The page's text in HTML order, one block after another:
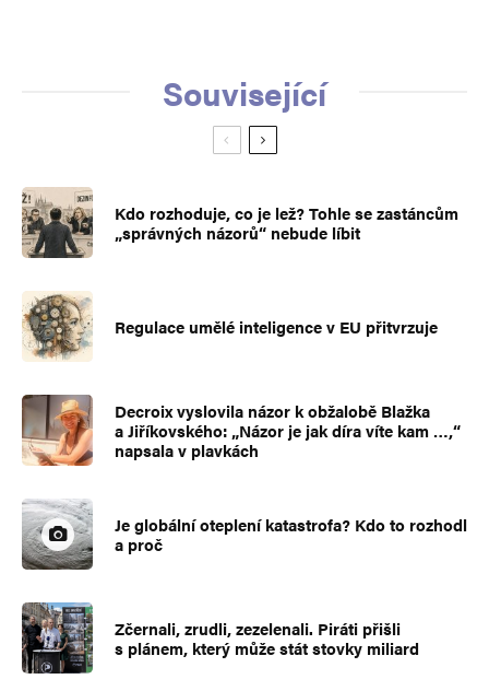
Související
Kdo rozhoduje, co je lež? Tohle se zastáncům
„správných názorů“ nebude líbit
Regulace umělé inteligence v EU přitvrzuje
Decroix vyslovila názor k obžalobě Blažka
a Jiříkovského: „Názor je jak díra víte kam …,“
napsala v plavkách
Je globální oteplení katastrofa? Kdo to rozhodl
a proč
Zčernali, zrudli, zezelenali. Piráti přišli
s plánem, který může stát stovky miliard